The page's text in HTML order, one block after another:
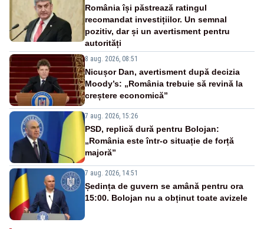
România își păstrează ratingul
recomandat investițiilor. Un semnal
pozitiv, dar și un avertisment pentru
autorități
8 aug. 2026, 08:51
Nicușor Dan, avertisment după decizia
Moody’s: „România trebuie să revină la
creștere economică”
7 aug. 2026, 15:26
PSD, replică dură pentru Bolojan:
„România este într-o situație de forță
majoră”
7 aug. 2026, 14:51
Ședința de guvern se amână pentru ora
15:00. Bolojan nu a obținut toate avizele